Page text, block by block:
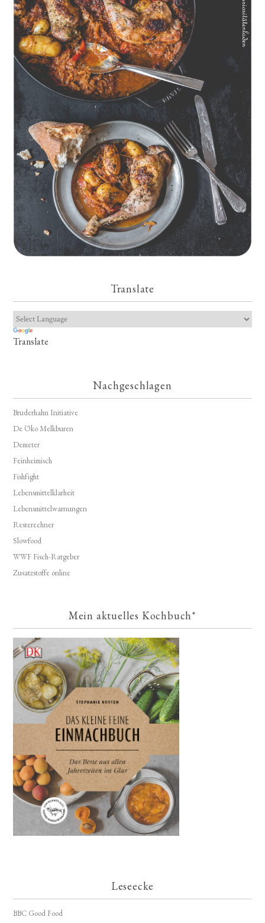
Geschmorte Hähnchenschenkel auf Paprikakraut und kleinen
Kartoffeln
Translate
Translate
Nachgeschlagen
Bruderhahn Initiative
De Öko Melkburen
Demeter
Feinheimisch
Fishfight
Lebensmittelklarheit
Lebensmittelwarnungen
Resterechner
Slowfood
WWF Fisch-Ratgeber
Zusatzstoffe online
Mein aktuelles Kochbuch*
Leseecke
BBC Good Food